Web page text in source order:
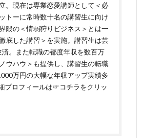
。現在は専業恋愛講師として＜必
トーに常時数十名の講習生に向け
隈の＜情弱狩りビジネス＞とは一
底した講習＞を実施。講習生は芸
。また転職の都度年収を数百万
ウハウ＞も提供し、講習生の転職
万円の大幅な年収アップ実績多
プロフィールは☞コチラをクリッ